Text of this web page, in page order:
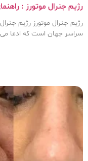
رژیم جنرال موتورز :
رژیم جنرال موتورز رژیم
سراسر جهان است که ادعا